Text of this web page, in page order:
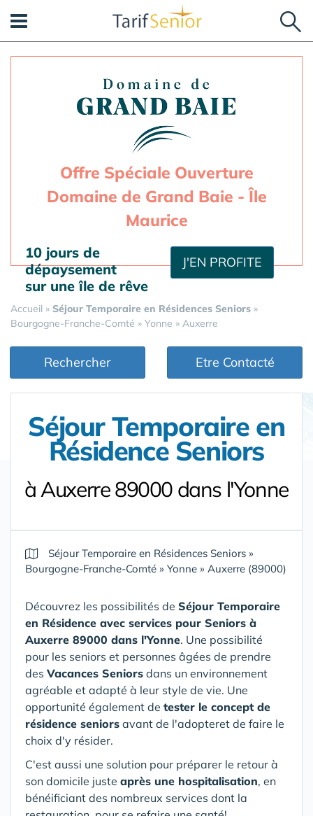
Offre Spéciale Ouverture
Domaine de Grand Baie - Île
Maurice
J'EN PROFITE
10 jours de
dépaysement
sur une île de rêve
Accueil » Séjour Temporaire en Résidences Seniors »
Bourgogne-Franche-Comté » Yonne » Auxerre
Rechercher Etre Contacté
Séjour Temporaire en
Résidence Seniors
à Auxerre 89000 dans l'Yonne
Séjour Temporaire en Résidences Seniors »
Bourgogne-Franche-Comté » Yonne » Auxerre (89000)
Découvrez les possibilités de Séjour Temporaire
en Résidence avec services pour Seniors à
Auxerre 89000 dans l'Yonne. Une possibilité
pour les seniors et personnes âgées de prendre
des Vacances Seniors dans un environnement
agréable et adapté à leur style de vie. Une
opportunité également de tester le concept de
résidence seniors avant de l'adopteret de faire le
choix d'y résider.
C'est aussi une solution pour préparer le retour à
son domicile juste après une hospitalisation, en
bénéificiant des nombreux services dont la